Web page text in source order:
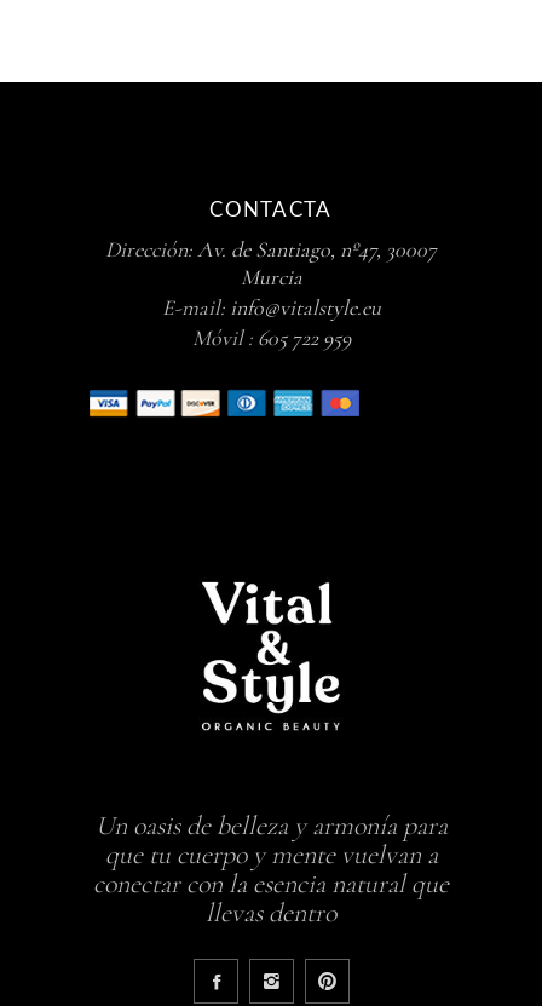
CONTACTA
Dirección:Av. de Santiago, nº47, 30007
Murcia
E-mail: info@vitalstyle.eu
Móvil : 605 722 959
Un oasis de belleza y armonía para
que tu cuerpo y mente vuelvan a
conectar con la esencia natural que
llevas dentro